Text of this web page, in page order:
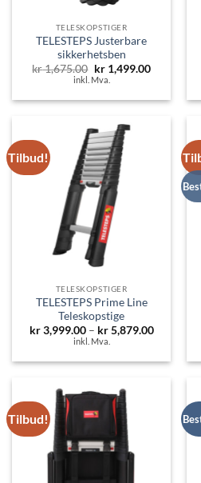
TELESKOPSTIGER
TELESTEPS Justerbare
sikkerhetsben
kr1,675.00 Opprinnelig
pris
kr 1,675.00.
kr1,499.00
kr
inkl. Mva.
Tilbud!
TELESKOPSTIGER
TELESTEPS Prime Line
Teleskopstige
kr3,999.00 – kr5,879.00
kr
inkl. Mva.
Tilbud!